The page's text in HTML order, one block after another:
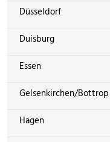
Düsseldorf
Duisburg
Essen
Gelsenkirchen/Bottrop
Hagen